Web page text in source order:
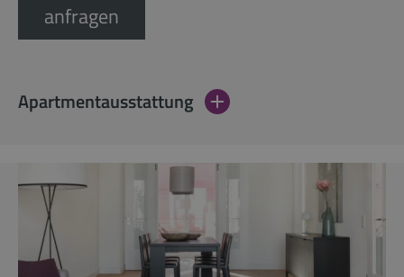
anfragen
Apartmentausstattung